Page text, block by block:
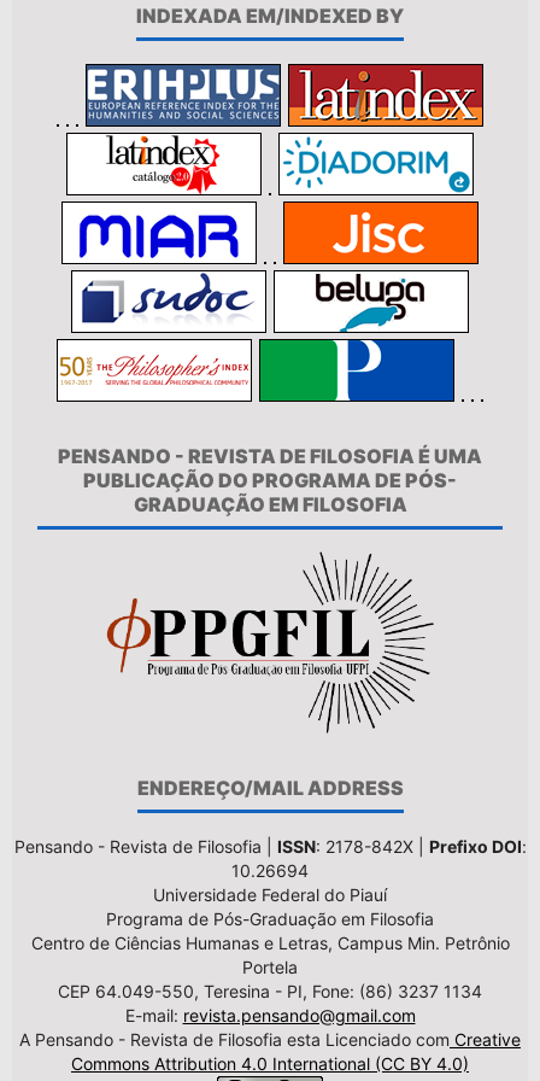
INDEXADA EM/INDEXED BY
PENSANDO - REVISTA DE FILOSOFIA É UMA
PUBLICAÇÃO DO PROGRAMA DE PÓS-
GRADUAÇÃO EM FILOSOFIA
ENDEREÇO/MAIL ADDRESS
Pensando - Revista de Filosofia | ISSN: 2178-842X | Prefixo DOI:
10.26694
Universidade Federal do Piauí
Programa de Pós-Graduação em Filosofia
Centro de Ciências Humanas e Letras, Campus Min. Petrônio
Portela
CEP 64.049-550, Teresina - PI, Fone: (86) 3237 1134
E-mail: revista.pensando@gmail.com
A Pensando - Revista de Filosofia esta Licenciado com Creative
Commons Attribution 4.0 International (CC BY 4.0)